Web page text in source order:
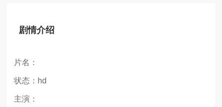
剧情介绍
片名：
状态：hd
主演：